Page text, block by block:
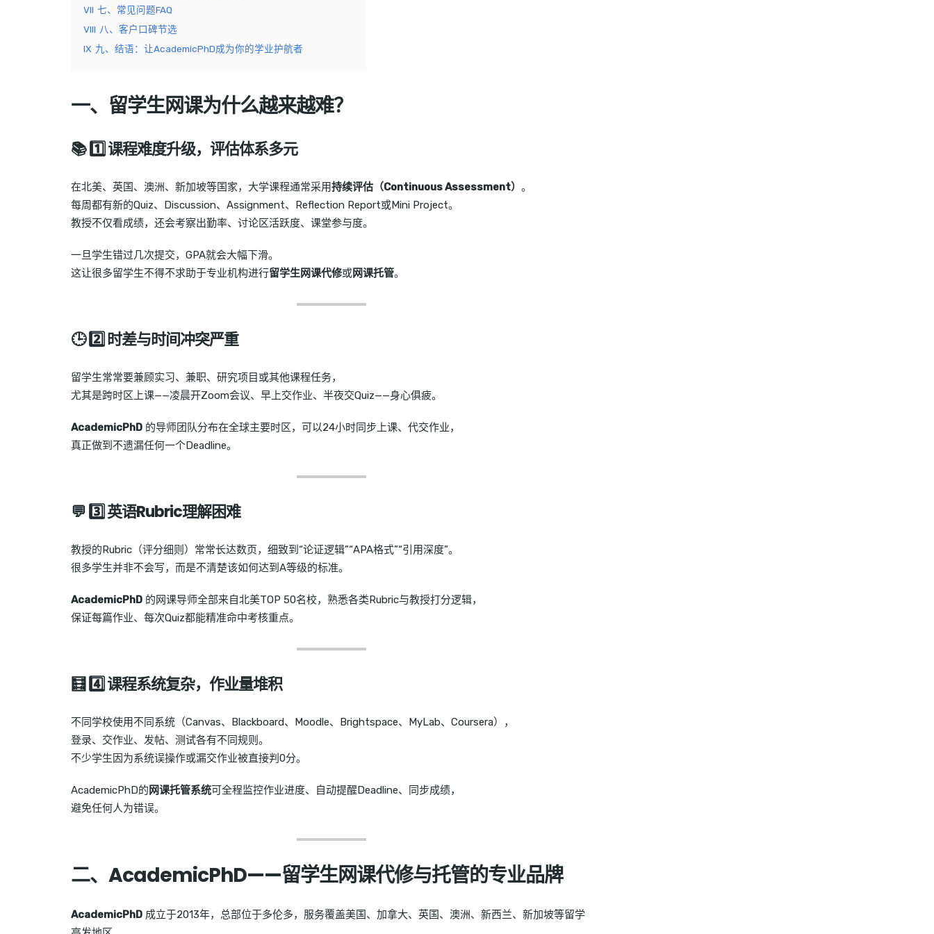
VII 七、常见问题FAQ
VIII 八、客户口碑节选
IX 九、结语：让AcademicPhD成为你的学业护航者
一、留学生网课为什么越来越难？
📚 1️⃣ 课程难度升级，评估体系多元
在北美、英国、澳洲、新加坡等国家，大学课程通常采用持续评估（Continuous Assessment） 。
每周都有新的Quiz、Discussion、Assignment、Reflection Report或Mini Project。
教授不仅看成绩，还会考察出勤率、讨论区活跃度、课堂参与度。
一旦学生错过几次提交，GPA就会大幅下滑。
这让很多留学生不得不求助于专业机构进行留学生网课代修或网课托管。
🕒 2️⃣ 时差与时间冲突严重
留学生常常要兼顾实习、兼职、研究项目或其他课程任务，
尤其是跨时区上课——凌晨开Zoom会议、早上交作业、半夜交Quiz——身心俱疲。
AcademicPhD 的导师团队分布在全球主要时区，可以24小时同步上课、代交作业，
真正做到不遗漏任何一个Deadline。
💬 3️⃣ 英语Rubric理解困难
教授的Rubric（评分细则）常常长达数页，细致到“论证逻辑”“APA格式”“引用深度”。
很多学生并非不会写，而是不清楚该如何达到A等级的标准。
AcademicPhD 的网课导师全部来自北美TOP 50名校，熟悉各类Rubric与教授打分逻辑，
保证每篇作业、每次Quiz都能精准命中考核重点。
🧮 4️⃣ 课程系统复杂，作业量堆积
不同学校使用不同系统（Canvas、Blackboard、Moodle、Brightspace、MyLab、Coursera），
登录、交作业、发帖、测试各有不同规则。
不少学生因为系统误操作或漏交作业被直接判0分。
AcademicPhD的 网课托管系统可全程监控作业进度、自动提醒Deadline、同步成绩，
避免任何人为错误。
二、AcademicPhD——留学生网课代修与托管的专业品牌
AcademicPhD 成立于2013年，总部位于多伦多，服务覆盖美国、加拿大、英国、澳洲、新西兰、新加坡等留学